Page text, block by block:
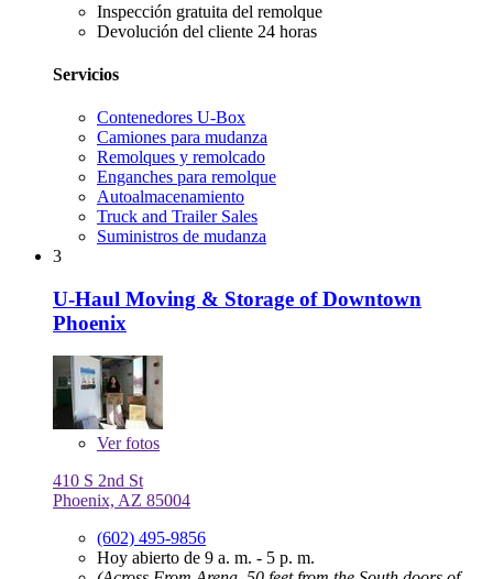
Inspección gratuita del remolque
Devolución del cliente 24 horas
Servicios
Contenedores U-Box
Camiones para mudanza
Remolques y remolcado
Enganches para remolque
Autoalmacenamiento
Truck and Trailer Sales
Suministros de mudanza
3
U-Haul Moving & Storage of Downtown
Phoenix
Verfotos
410 S 2nd St
Phoenix, AZ 85004
(602) 495-9856
Hoy abierto de 9 a. m. - 5 p. m.